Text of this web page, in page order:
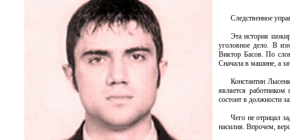
Следственное
Эта история
уголовное дело. В
Виктор Басов. По
Сначала в машине, а
Константин
является
состоит в должности
Чего не отрицал
насилия. Впрочем,